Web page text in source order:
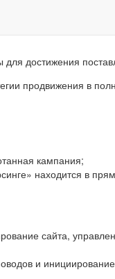
достижения
продвижения в
кампания;
находится в
сайта,
и